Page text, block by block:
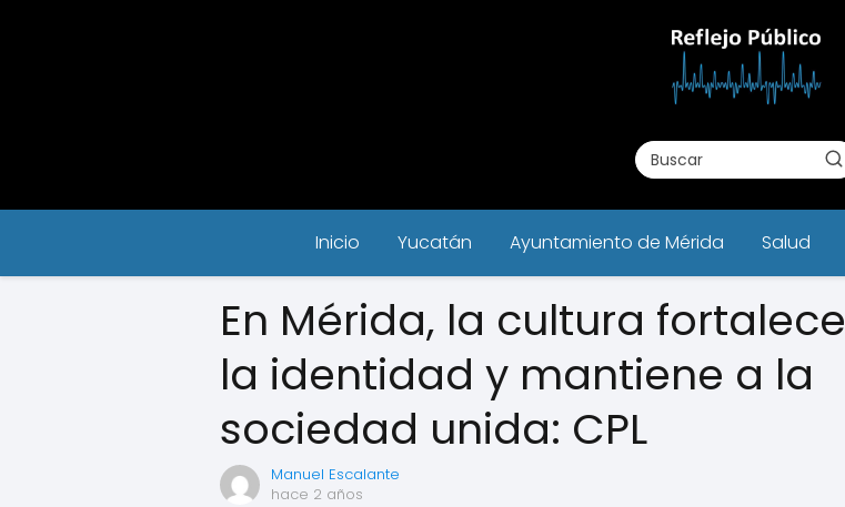
Inicio Yucatán Ayuntamiento de Mérida Salud
En Mérida, la cultura fortalece
la identidad y mantiene a la
sociedad unida: CPL
Manuel Escalante
hace 2 años